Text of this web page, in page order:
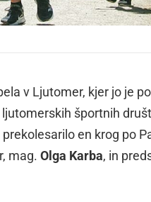
v Ljutomer, kjer jo je
športnih
en krog po
mag. Olga Karba, in